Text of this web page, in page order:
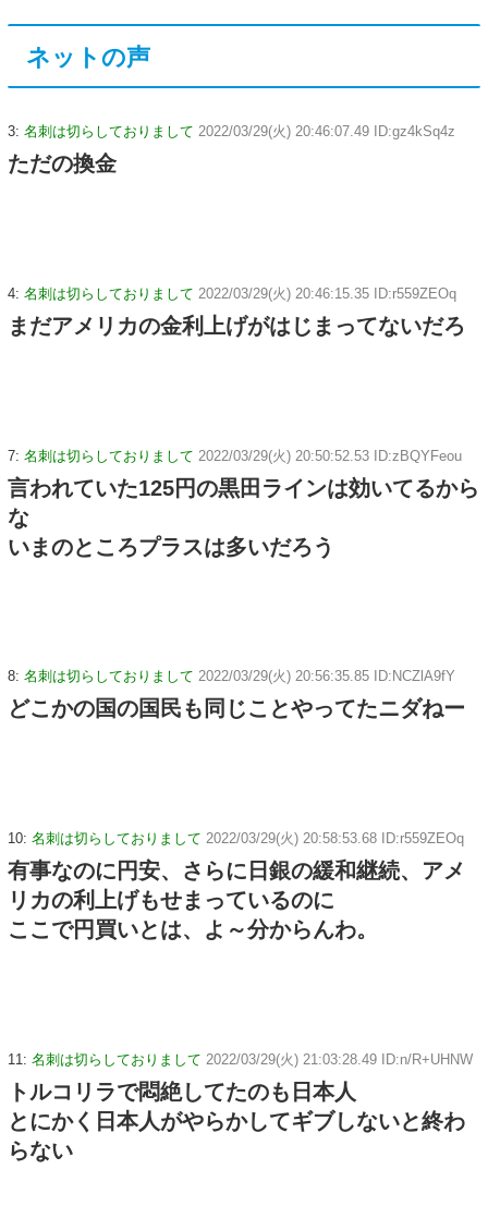
ネットの声
3: 名刺は切らしておりまして 2022/03/29(火) 20:46:07.49 ID:gz4kSq4z
ただの換金
4: 名刺は切らしておりまして 2022/03/29(火) 20:46:15.35 ID:r559ZEOq
まだアメリカの金利上げがはじまってないだろ
7: 名刺は切らしておりまして 2022/03/29(火) 20:50:52.53 ID:zBQYFeou
言われていた125円の黒田ラインは効いてるから
な
いまのところプラスは多いだろう
8: 名刺は切らしておりまして 2022/03/29(火) 20:56:35.85 ID:NCZlA9fY
どこかの国の国民も同じことやってたニダねー
10: 名刺は切らしておりまして 2022/03/29(火) 20:58:53.68 ID:r559ZEOq
有事なのに円安、さらに日銀の緩和継続、アメ
リカの利上げもせまっているのに
ここで円買いとは、よ～分からんわ。
11: 名刺は切らしておりまして 2022/03/29(火) 21:03:28.49 ID:n/R+UHNW
トルコリラで悶絶してたのも日本人
とにかく日本人がやらかしてギブしないと終わ
らない